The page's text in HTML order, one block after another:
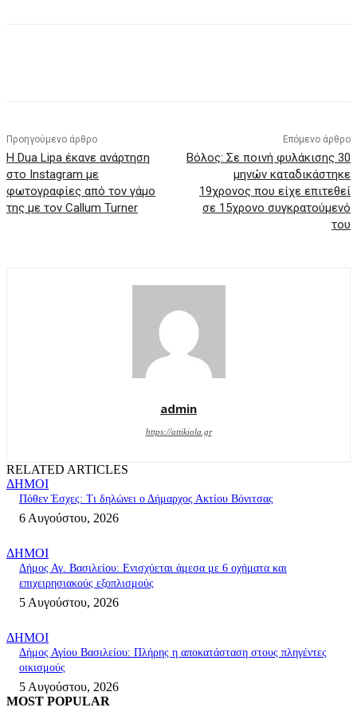
Προηγούμενο άρθρο
H Dua Lipa έκανε ανάρτηση
στο Instagram με
φωτογραφίες από τον γάμο
της με τον Callum Turner
Επόμενο άρθρο
Βόλος: Σε ποινή φυλάκισης 30
μηνών καταδικάστηκε
19χρονος που είχε επιτεθεί
σε 15χρονο συγκρατούμενό
του
admin
https://attikiola.gr
RELATED ARTICLES
ΔΗΜΟΙ
Πόθεν Έσχες: Τι δηλώνει ο Δήμαρχος Ακτίου Βόνιτσας
6 Αυγούστου, 2026
ΔΗΜΟΙ
Δήμος Αγ. Βασιλείου: Ενισχύεται άμεσα με 6 οχήματα και
επιχειρησιακούς εξοπλισμούς
5 Αυγούστου, 2026
ΔΗΜΟΙ
Δήμος Αγίου Βασιλείου: Πλήρης η αποκατάσταση στους πληγέντες
οικισμούς
5 Αυγούστου, 2026
MOST POPULAR